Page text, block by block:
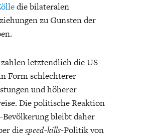
die bilateralen
zu Gunsten der
letztendlich die US
Form schlechterer
und höherer
Die politische Reaktion
Bevölkerung bleibt daher
diespeed-kills-Politik von